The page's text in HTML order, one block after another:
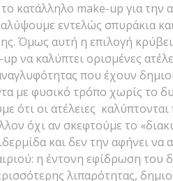
κατάλληλο make-up για
εντελώς σπυράκια
Όμως αυτή η επιλογή
να καλύπτει ορισμένες
που έχουν
με φυσικό τρόπο χωρίς το
ότι οι ατέλειες
όχι αν σκεφτούμε το
και δεν την αφήνει να
η έντονη εφίδρωση
λιπαρότητας,